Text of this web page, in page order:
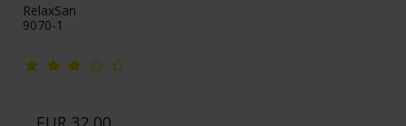
RelaxSan
9070-1